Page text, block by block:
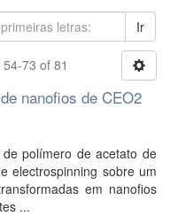
Ir
73 of 81
nanofios de CEO2
polímero de acetato de
electrospinning sobre um
em nanofios
...